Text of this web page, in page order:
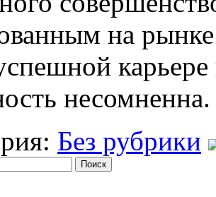
на
несомненна.
Без рубрики